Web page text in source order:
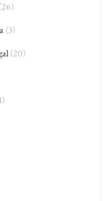
(26)
(3)
(20)